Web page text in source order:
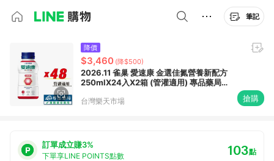
筆記
降價
$3,460 (降$500)
2026.11 雀巢 愛速康 金選佳氮營養新配方
250mlX24入X2箱 (管灌適用) 專品藥局
台灣樂天市場 搶購
訂單成立賺3%
下單享LINE POINTS點數 103點